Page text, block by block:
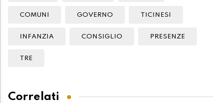
COMUNI GOVERNO TICINESI
INFANZIA CONSIGLIO PRESENZE
TRE
Correlati